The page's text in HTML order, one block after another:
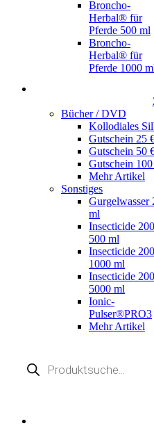
Broncho-
Herbal® für
Pferde 500 ml
Broncho-
Herbal® für
Pferde 1000
Bücher / DVD
Kollodiales
Gutschein 25
Gutschein 50
Gutschein
Mehr Artikel
Sonstiges
Gurgelwasser
ml
Insecticide
500 ml
Insecticide
1000 ml
Insecticide
5000 ml
Ionic-
Pulser®PRO3
Mehr Artikel
search